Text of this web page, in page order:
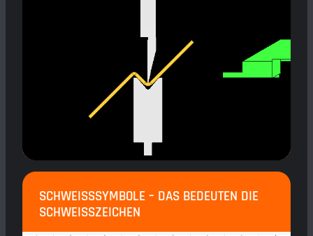
SCHWEISSSYMBOLE – DAS BEDEUTEN DIE S
CHWEISSZEICHEN